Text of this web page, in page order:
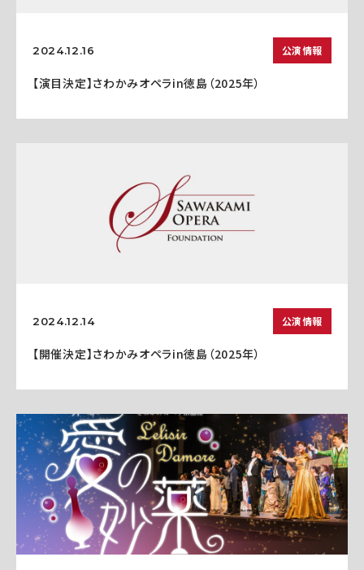
2024.12.16 公演情報
【演目決定】さわかみオペラin徳島（2025年）
2024.12.14 公演情報
【開催決定】さわかみオペラin徳島（2025年）